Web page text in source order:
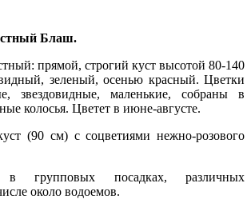
Блаш.
прямой, строгий куст высотой 80-140
зеленый, осенью красный. Цветки
звездовидные, маленькие, собраны в
колосья. Цветет в июне-августе.
(90 см) с соцветиями нежно-розового
групповых посадках, различных
около водоемов.